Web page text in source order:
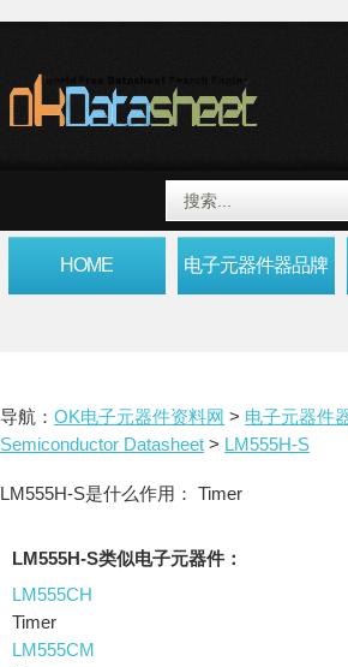
HOME 电子元器件器品牌
导航： OK电子元器件资料网 > 电子元器件
Semiconductor Datasheet > LM555H-S
LM555H-S是什么作用： Timer
LM555H-S类似电子元器件：
LM555CH
Timer
LM555CM